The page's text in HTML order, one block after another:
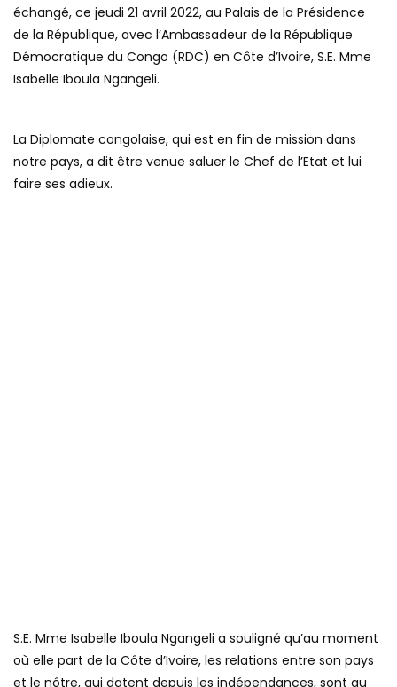
échangé, ce jeudi 21 avril 2022, au Palais de la Présidence
de la République, avec l’Ambassadeur de la République
Démocratique du Congo (RDC) en Côte d’Ivoire, S.E. Mme
Isabelle Iboula Ngangeli.
La Diplomate congolaise, qui est en fin de mission dans
notre pays, a dit être venue saluer le Chef de l’Etat et lui
faire ses adieux.
S.E. Mme Isabelle Iboula Ngangeli a souligné qu’au moment
où elle part de la Côte d’Ivoire, les relations entre son pays
et le nôtre, qui datent depuis les indépendances, sont au